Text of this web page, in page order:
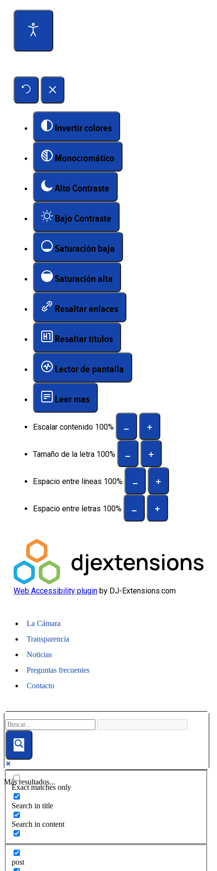
Invertir colores
Monocromático
Alto Contraste
Bajo Contraste
Saturación baja
Saturación alta
Resaltar enlaces
Resaltar títulos
Lector de pantalla
Leer mas
Escalar contenido 100%
Tamaño de la letra 100%
Espacio entre líneas 100%
Espacio entre letras 100%
Web Accessibility plugin by DJ-Extensions.com
La Cámara
Transparencia
Noticias
Preguntas frecuentes
Contacto
Más resultados...
Exact matches only
Search in title
Search in content
post